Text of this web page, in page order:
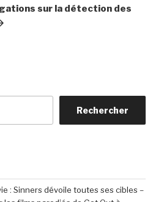
sur la détection des
Rechercher
: Sinners dévoile toutes ses cibles –